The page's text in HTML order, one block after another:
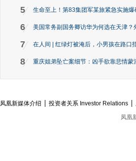
5 生命至上！第83集团军某旅紧急实施爆
6 美国常务副国务卿访华为何选在天津？
7 在人间 | 红绿灯被淹后，小男孩在路口
8 重庆姐弟坠亡案细节：凶手欲靠悲情蒙
凤凰新媒体介绍 投资者关系 Investor Relations
凤凰